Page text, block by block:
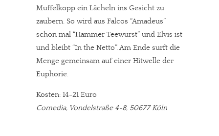
Muffelkopp ein Lächeln ins Gesicht zu
zaubern. So wird aus Falcos “Amadeus”
schon mal “Hammer Teewurst” und Elvis ist
und bleibt “In the Netto”. Am Ende surft die
Menge gemeinsam auf einer Hitwelle der
Euphorie.
Kosten: 14-21 Euro
Comedia, Vondelstraße 4-8, 50677 Köln